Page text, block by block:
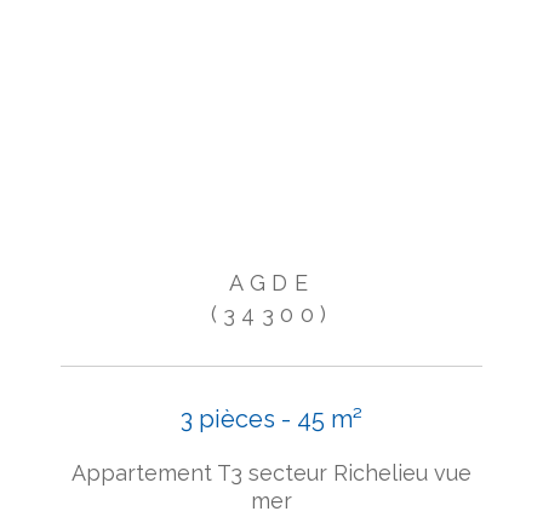
AGDE
(34300)
3 pièces - 45 m²
Appartement T3 secteur Richelieu vue
mer